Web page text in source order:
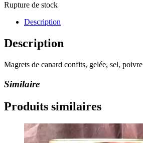
Rupture de stock
Description
Description
Magrets de canard confits, gelée, sel, poivre
Similaire
Produits similaires